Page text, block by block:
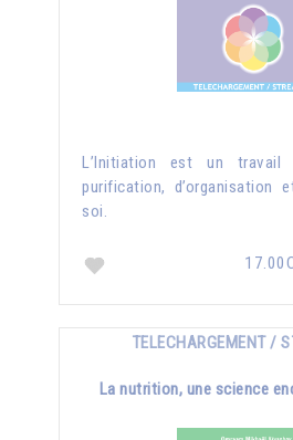
L’Initiation est un travail
purification, d’organisation
soi.
TELECHARGEMENT /
La nutrition, une science